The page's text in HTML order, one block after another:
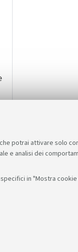
potrai attivare solo
e analisi dei
in "Mostra
80007010376